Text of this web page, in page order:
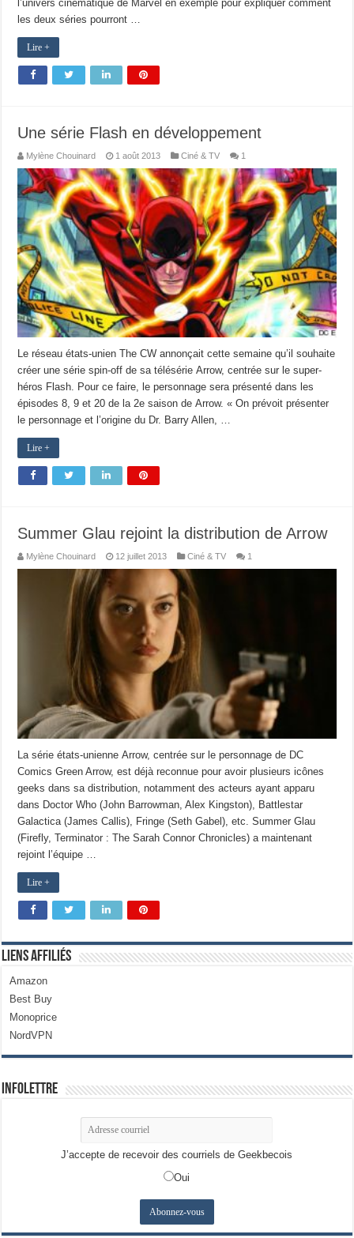
l’univers cinématique de Marvel en exemple pour expliquer comment
les deux séries pourront …
Lire +
Une série Flash en développement
Mylène Chouinard 1 août 2013 Ciné & TV 1
Le réseau états-unien The CW annonçait cette semaine qu’il souhaite
créer une série spin-off de sa télésérie Arrow, centrée sur le super-
héros Flash. Pour ce faire, le personnage sera présenté dans les
épisodes 8, 9 et 20 de la 2e saison de Arrow. « On prévoit présenter
le personnage et l’origine du Dr. Barry Allen, …
Lire +
Summer Glau rejoint la distribution de Arrow
Mylène Chouinard 12 juillet 2013 Ciné & TV 1
La série états-unienne Arrow, centrée sur le personnage de DC
Comics Green Arrow, est déjà reconnue pour avoir plusieurs icônes
geeks dans sa distribution, notamment des acteurs ayant apparu
dans Doctor Who (John Barrowman, Alex Kingston), Battlestar
Galactica (James Callis), Fringe (Seth Gabel), etc. Summer Glau
(Firefly, Terminator : The Sarah Connor Chronicles) a maintenant
rejoint l’équipe …
Lire +
Liens Affiliés
Amazon
Best Buy
Monoprice
NordVPN
Infolettre
J’accepte de recevoir des courriels de Geekbecois
Oui